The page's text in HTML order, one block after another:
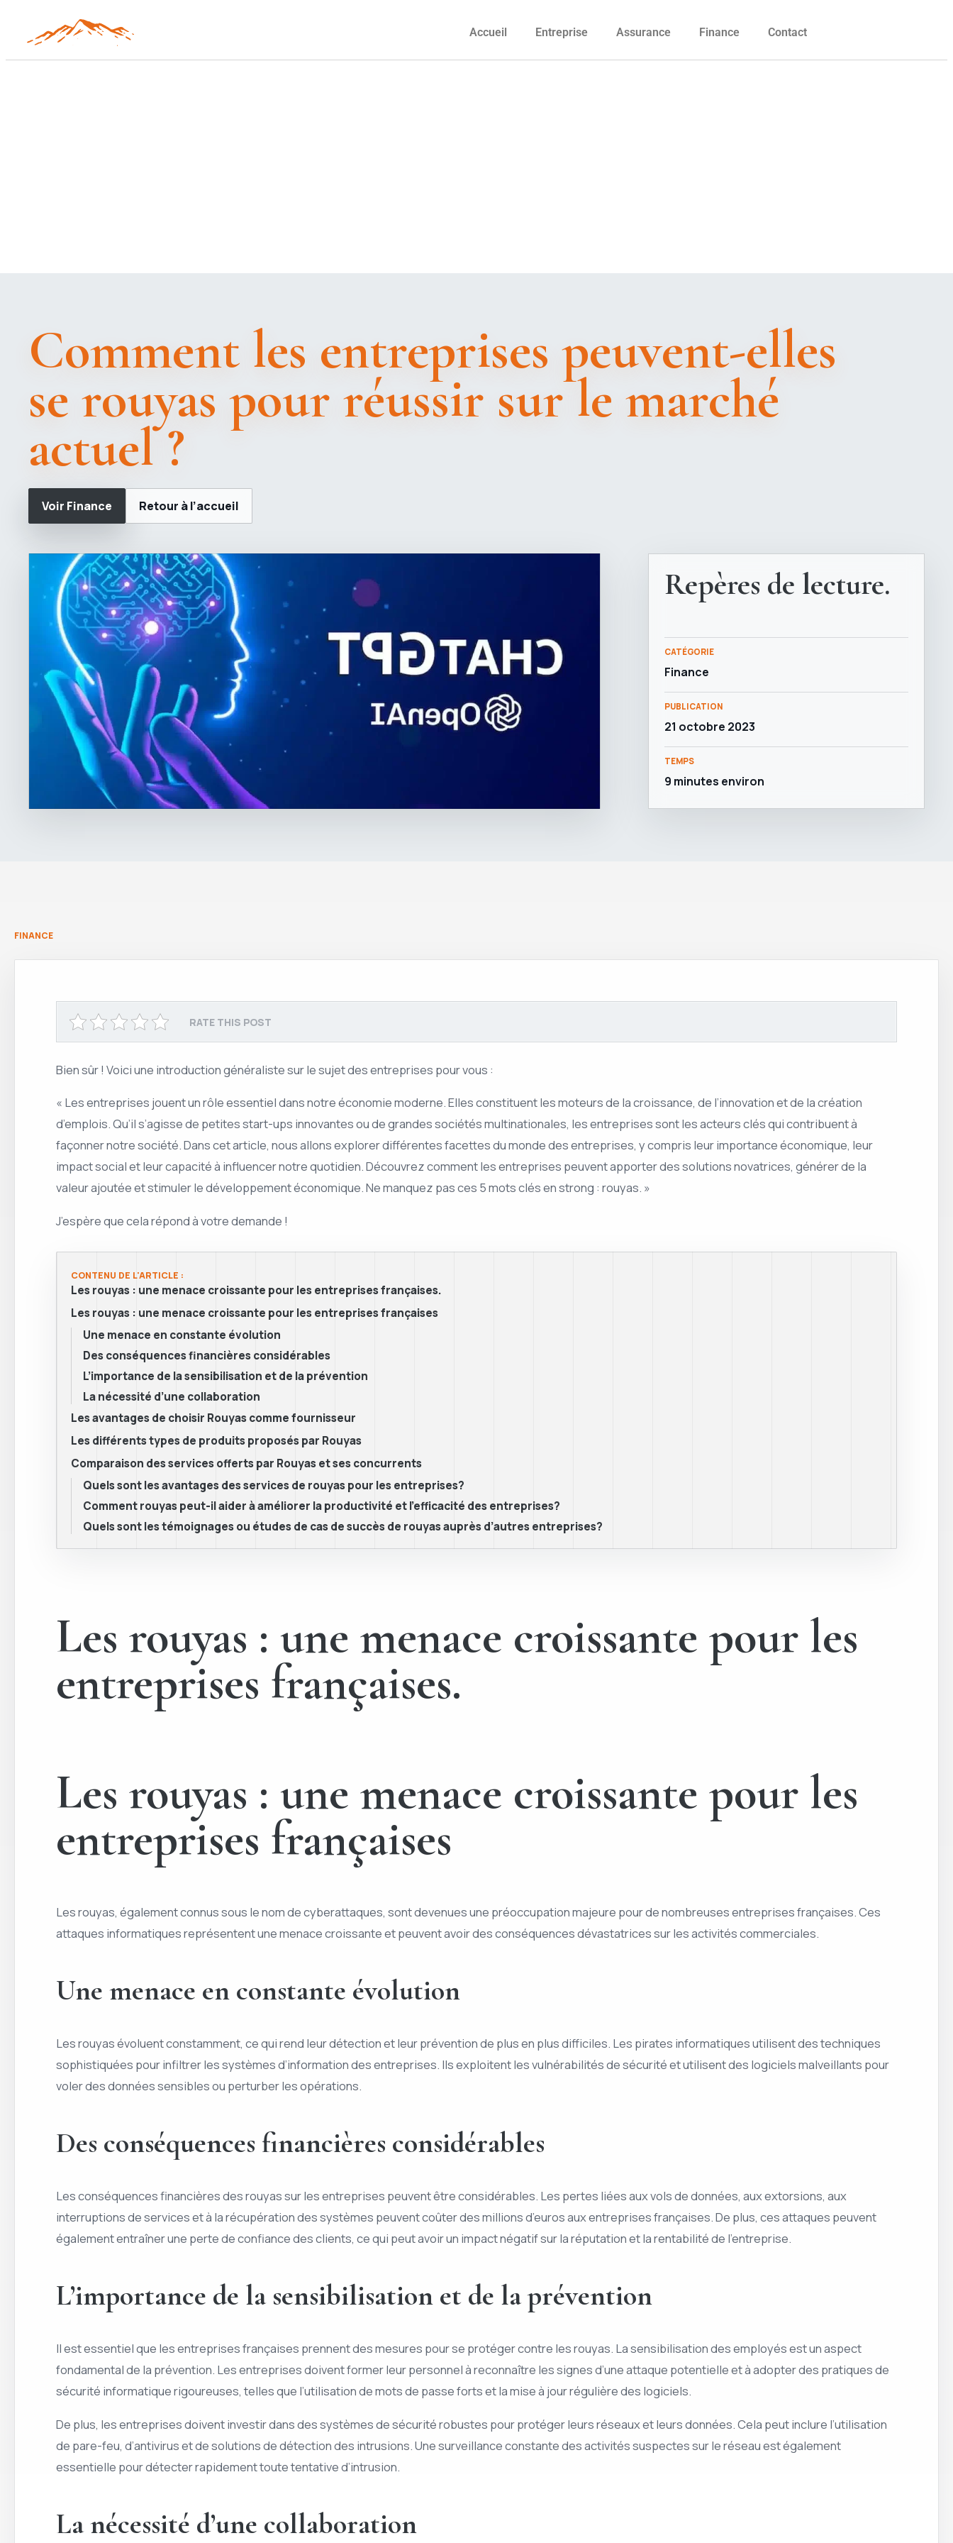
Accueil Entreprise Assurance Finance Contact
Comment les entreprises peuvent-elles
se rouyas pour réussir sur le marché
actuel ?
Voir Finance Retour à l’accueil
Repères de lecture.
CATÉGORIE
Finance
PUBLICATION
21 octobre 2023
TEMPS
9 minutes environ
FINANCE
RATE THIS POST
Bien sûr ! Voici une introduction généraliste sur le sujet des entreprises pour vous :
« Les entreprises jouent un rôle essentiel dans notre économie moderne. Elles constituent les moteurs de la croissance, de l’innovation et de la création
d’emplois. Qu’il s’agisse de petites start-ups innovantes ou de grandes sociétés multinationales, les entreprises sont les acteurs clés qui contribuent à
façonner notre société. Dans cet article, nous allons explorer différentes facettes du monde des entreprises, y compris leur importance économique, leur
impact social et leur capacité à influencer notre quotidien. Découvrez comment les entreprises peuvent apporter des solutions novatrices, générer de la
valeur ajoutée et stimuler le développement économique. Ne manquez pas ces 5 mots clés en strong : rouyas. »
J’espère que cela répond à votre demande !
CONTENU DE L'ARTICLE :
Les rouyas : une menace croissante pour les entreprises françaises.
Les rouyas : une menace croissante pour les entreprises françaises
Une menace en constante évolution
Des conséquences financières considérables
L’importance de la sensibilisation et de la prévention
La nécessité d’une collaboration
Les avantages de choisir Rouyas comme fournisseur
Les différents types de produits proposés par Rouyas
Comparaison des services offerts par Rouyas et ses concurrents
Quels sont les avantages des services de rouyas pour les entreprises?
Comment rouyas peut-il aider à améliorer la productivité et l’efficacité des entreprises?
Quels sont les témoignages ou études de cas de succès de rouyas auprès d’autres entreprises?
Les rouyas : une menace croissante pour les
entreprises françaises.
Les rouyas : une menace croissante pour les
entreprises françaises
Les rouyas, également connus sous le nom de cyberattaques, sont devenues une préoccupation majeure pour de nombreuses entreprises françaises. Ces
attaques informatiques représentent une menace croissante et peuvent avoir des conséquences dévastatrices sur les activités commerciales.
Une menace en constante évolution
Les rouyas évoluent constamment, ce qui rend leur détection et leur prévention de plus en plus difficiles. Les pirates informatiques utilisent des techniques
sophistiquées pour infiltrer les systèmes d’information des entreprises. Ils exploitent les vulnérabilités de sécurité et utilisent des logiciels malveillants pour
voler des données sensibles ou perturber les opérations.
Des conséquences financières considérables
Les conséquences financières des rouyas sur les entreprises peuvent être considérables. Les pertes liées aux vols de données, aux extorsions, aux
interruptions de services et à la récupération des systèmes peuvent coûter des millions d’euros aux entreprises françaises. De plus, ces attaques peuvent
également entraîner une perte de confiance des clients, ce qui peut avoir un impact négatif sur la réputation et la rentabilité de l’entreprise.
L’importance de la sensibilisation et de la prévention
Il est essentiel que les entreprises françaises prennent des mesures pour se protéger contre les rouyas. La sensibilisation des employés est un aspect
fondamental de la prévention. Les entreprises doivent former leur personnel à reconnaître les signes d’une attaque potentielle et à adopter des pratiques de
sécurité informatique rigoureuses, telles que l’utilisation de mots de passe forts et la mise à jour régulière des logiciels.
De plus, les entreprises doivent investir dans des systèmes de sécurité robustes pour protéger leurs réseaux et leurs données. Cela peut inclure l’utilisation
de pare-feu, d’antivirus et de solutions de détection des intrusions. Une surveillance constante des activités suspectes sur le réseau est également
essentielle pour détecter rapidement toute tentative d’intrusion.
La nécessité d’une collaboration